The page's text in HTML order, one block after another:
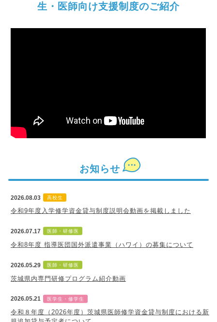
生・医師向け支援制度のご紹介
お知らせ
2026.08.03 高校生
令和9年度入学修学資金貸与制度説明会動画を掲載しました
2026.07.17 医師・研修医
令和8年度 指導医団国外派遣事業（ハワイ）の募集について
2026.05.29 医師・研修医
茨城県内専門研修プログラム紹介動画
2026.05.21 医学生・修学生
令和８年度（2026年度）茨城県医師修学資金貸与制度における新